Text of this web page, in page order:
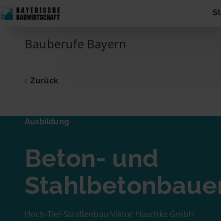
Skip to content
Bauberufe Bayern
Zurück
Ausbildung
Beton- und
Hoch-Tief-Straßenbau Viktor Haschke GmbH
Dich
zum
Name